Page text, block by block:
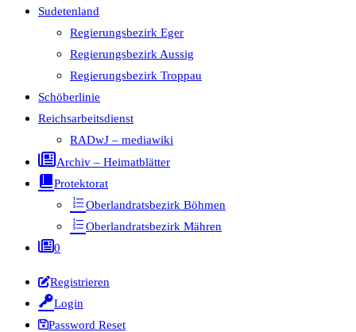
Sudetenland
Regierungsbezirk Eger
Regierungsbezirk Aussig
Regierungsbezirk Troppau
Schöberlinie
Reichsarbeitsdienst
RADwJ – mediawiki
Archiv – Heimatblätter
Protektorat
Oberlandratsbezirk Böhmen
Oberlandratsbezirk Mähren
0
Registrieren
Login
Password Reset